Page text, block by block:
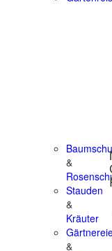
&
Stauden
&
Kräuter
&